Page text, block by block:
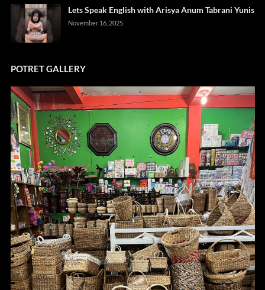
Lets Speak English with Arisya Anum Tabrani Yunis
November 16, 2025
POTRET GALLERY